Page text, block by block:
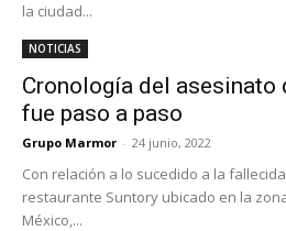
la ciudad...
NOTICIAS
Cronología del asesinato
fue paso a paso
Grupo Marmor - 24 junio, 2022
Con relación a lo sucedido a la
restaurante Suntory ubicado en la
México,...